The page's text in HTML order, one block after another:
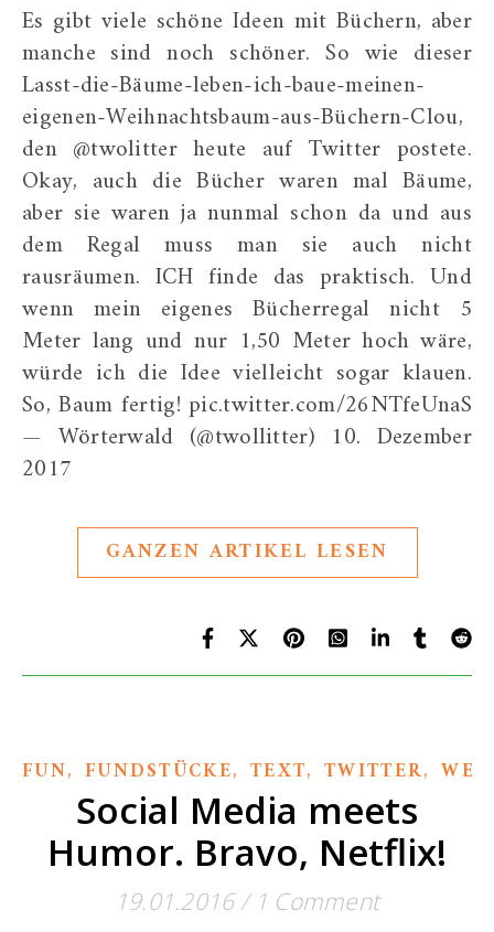
Es gibt viele schöne Ideen mit Büchern, aber
manche sind noch schöner. So wie dieser
Lasst-die-Bäume-leben-ich-baue-meinen-
eigenen-Weihnachtsbaum-aus-Büchern-Clou,
den @twolitter heute auf Twitter postete.
Okay, auch die Bücher waren mal Bäume,
aber sie waren ja nunmal schon da und aus
dem Regal muss man sie auch nicht
rausräumen. ICH finde das praktisch. Und
wenn mein eigenes Bücherregal nicht 5
Meter lang und nur 1,50 Meter hoch wäre,
würde ich die Idee vielleicht sogar klauen.
So, Baum fertig! pic.twitter.com/26NTfeUnaS
— Wörterwald (@twollitter) 10. Dezember
2017
GANZEN ARTIKEL LESEN
FUN, FUNDSTÜCKE, TEXT,TWITTER,
Social Media meets
Humor. Bravo, Netflix!
19.01.2016/ 1 Comment